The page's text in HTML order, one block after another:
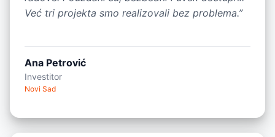
Već tri projekta smo realizovali bez problema.”
Ana Petrović
Investitor
Novi Sad